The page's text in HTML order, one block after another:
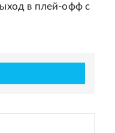
в плей-офф с